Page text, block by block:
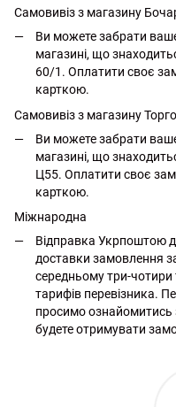
Самовивіз з магазину
Ви можете забрати
магазині, що
60/1. Оплатити своє
карткою.
Самовивіз з магазину
Ви можете забрати
магазині, що
Ц55. Оплатити своє
карткою.
Міжнародна
Відправка Укрпоштою
доставки замовлення
середньому три-чотири
тарифів перевізника.
просимо ознайомитись
будете отримувати